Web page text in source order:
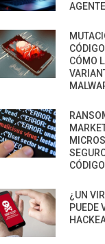
CÓMO
¿UN
PUEDE